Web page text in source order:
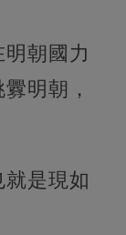
朝國力
明朝，
就是現如